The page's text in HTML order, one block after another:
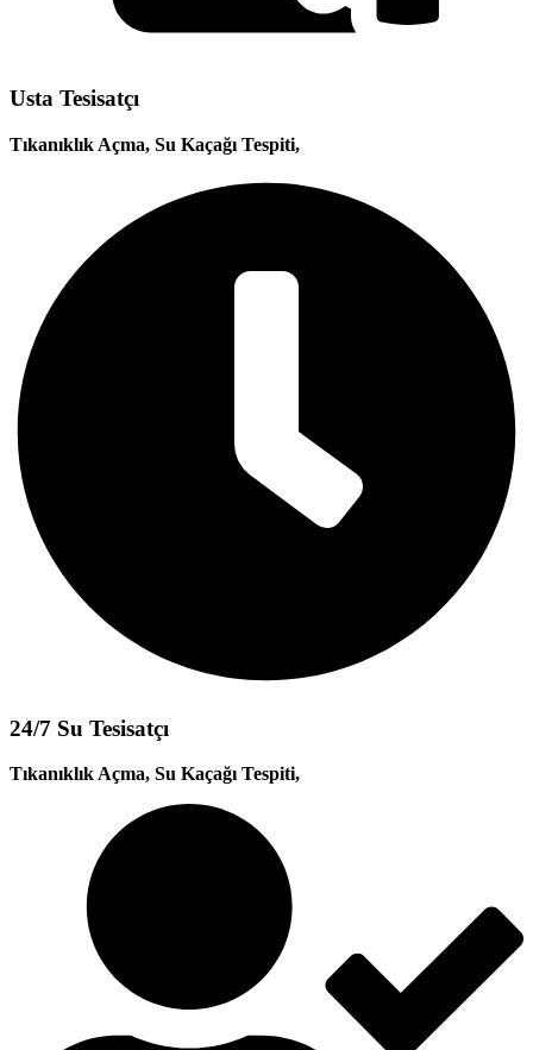
Usta Tesisatçı
Tıkanıklık Açma, Su Kaçağı Tespiti,
24/7 Su Tesisatçı
Tıkanıklık Açma, Su Kaçağı Tespiti,